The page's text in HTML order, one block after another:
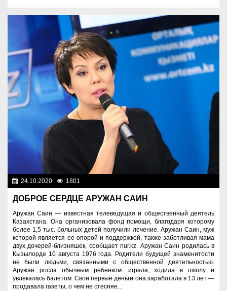
24.10.2020 1801
ДОБРОЕ СЕРДЦЕ АРУЖАН САИН
Аружан Саин — известная телеведущая и общественный деятель
Казахстана. Она организовала фонд помощи, благодаря которому
более 1,5 тыс. больных детей получили лечение. Аружан Саин, муж
которой является ее опорой и поддержкой, также заботливая мама
двух дочерей-близняшек, сообщает nur.kz. Аружан Саин родилась в
Кызылорде 10 августа 1976 года. Родители будущей знаменитости
не были людьми, связанными с общественной деятельностью.
Аружан росла обычным ребенком: играла, ходила в школу и
увлекалась балетом. Свои первые деньги она заработала в 13 лет —
продавала газеты, о чем не стесняе...